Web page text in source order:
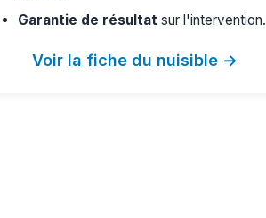
Garantie de résultat sur l'intervention.
Voir la fiche du nuisible →